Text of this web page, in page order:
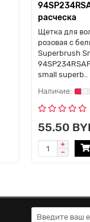
расческа
Щетка для
розовая с
Superbrush
small superb..
55.50